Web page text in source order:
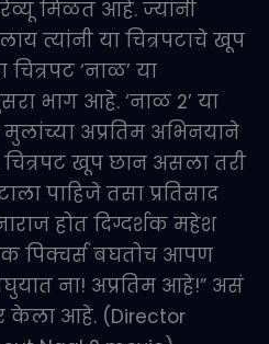
मिळत आहे. ज्यांनी
त्यांनी या चित्रपटाचे खूप
‘नाळ’ या
भाग आहे. ‘नाळ 2’ या
मुलांच्या अप्रतिम अभिनयाने
खूप छान असला तरी
पाहिजे तसा प्रतिसाद
होत दिग्दर्शक महेश
पिक्चर्स बघतोच आपण
ना! अप्रतिम आहे!” असं
केला आहे. (Director